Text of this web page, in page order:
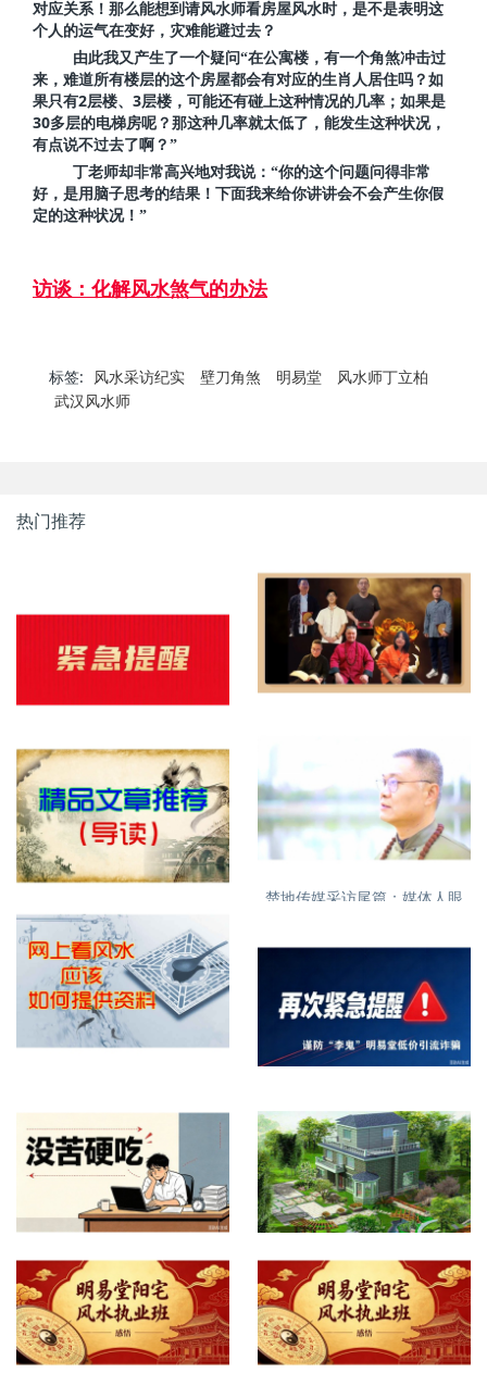
对应关系！那么能想到请风水师看房屋风水时，是不是表明这
个人的运气在变好，灾难能避过去？
由此我又产生了一个疑问“在公寓楼，有一个角煞冲击过
来，难道所有楼层的这个房屋都会有对应的生肖人居住吗？如
果只有2层楼、 3层楼，可能还有碰上这种情况的几率；如果是
30多层的电梯房呢？那这种几率就太低了，能发生这种状况，
有点说不过去了啊？”
丁老师却非常高兴地对我说：“你的这个问题问得非常
好，是用脑子思考的结果！下面我来给你讲讲会不会产生你假
定的这种状况！”
访谈：化解风水煞气的办法
标签: 风水采访纪实 壁刀角煞 明易堂
风水师丁立柏
武汉风水师
热门推荐
紧急提醒，明易堂有重名，大
家需看清
楚地传媒采访尾篇：媒体人眼
特别推荐精品文章
再次紧急提醒，谨防诈骗
没苦硬吃？ 自建房、别墅风水怎么看